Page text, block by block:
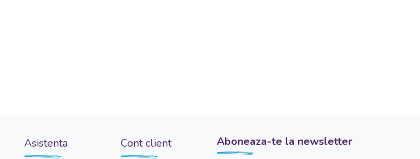
Asistenta Cont client Aboneaza-te la newsletter